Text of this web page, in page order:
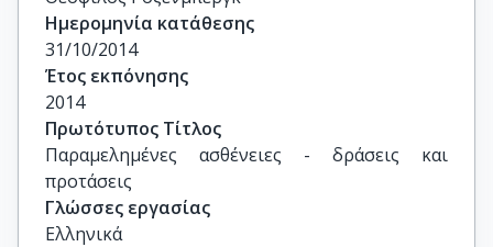
Ημερομηνία κατάθεσης
31/10/2014
Έτος εκπόνησης
2014
Πρωτότυπος Τίτλος
Παραμελημένες ασθένειες - δράσεις και
προτάσεις
Γλώσσες εργασίας
Ελληνικά